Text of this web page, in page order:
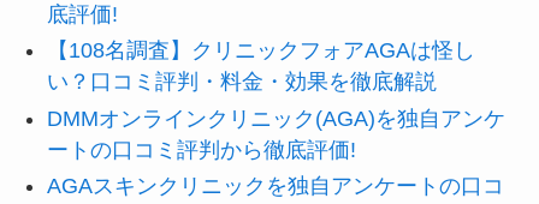
底評価!
【108名調査】クリニックフォアAGAは怪し
い？口コミ評判・料金・効果を徹底解説
DMMオンラインクリニック(AGA)を独自アンケ
ートの口コミ評判から徹底評価!
AGAスキンクリニックを独自アンケートの口コ